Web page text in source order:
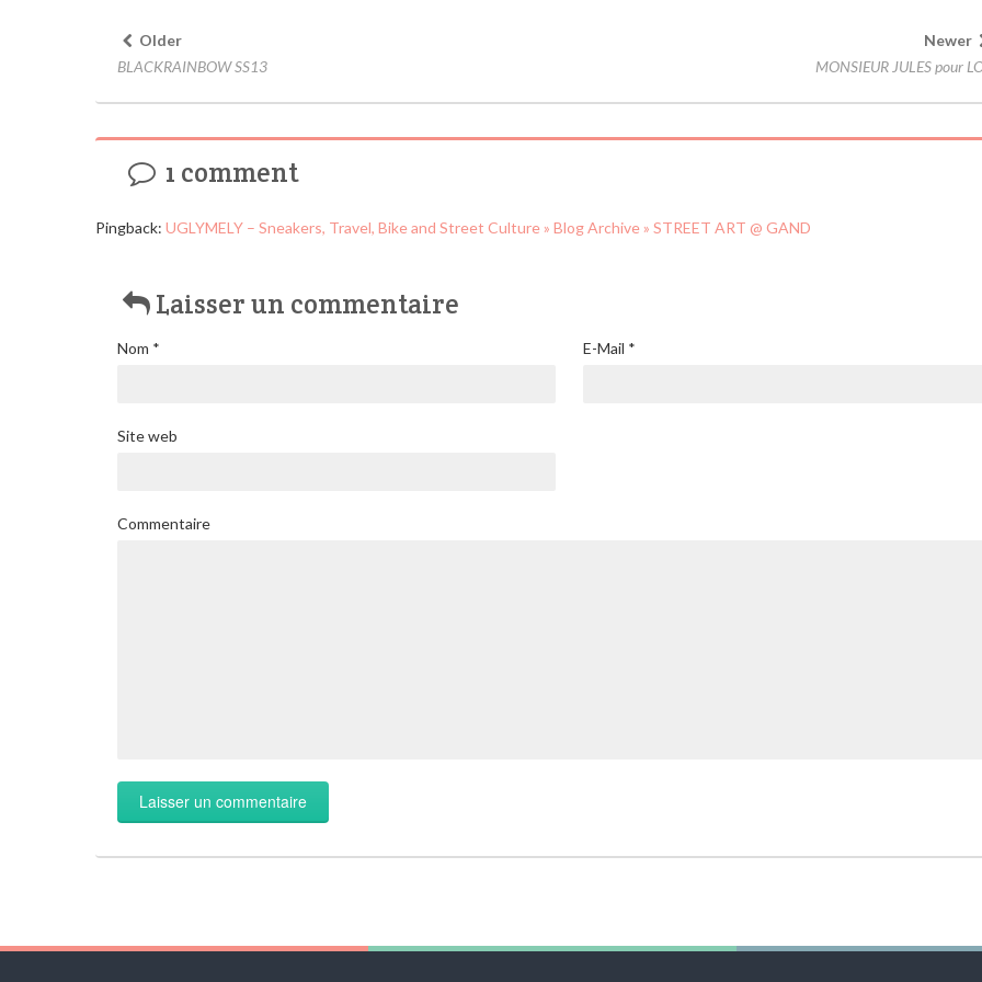
Older
BLACKRAINBOW SS13
Newer
MONSIEUR JULES pour
1 comment
Pingback: UGLYMELY – Sneakers, Travel, Bike and Street Culture » Blog Archive » STREET ART @ GAND
Laisser un commentaire
Nom * E-Mail *
Site web
Commentaire